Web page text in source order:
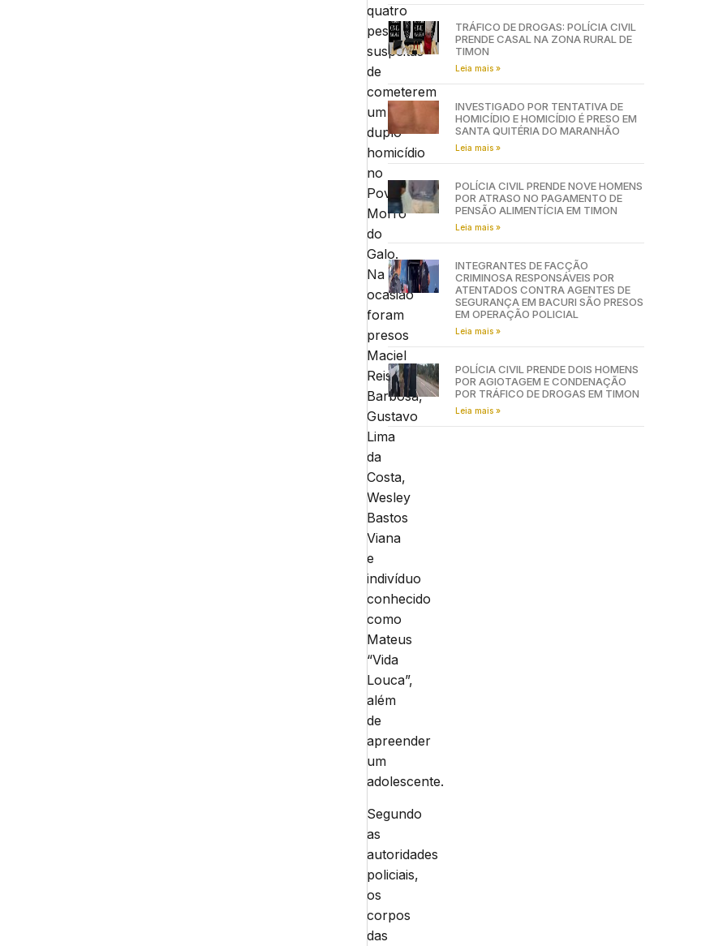
quatro
pessoas
suspeitas
de
cometerem
um
duplo
homicídio
no
Povoado
Morro
do
Galo.
Na
ocasião
foram
presos
Maciel
Reis
Barbosa,
Gustavo
Lima
da
Costa,
Wesley
Bastos
Viana
e
indivíduo
conhecido
como
Mateus
“Vida
Louca”,
além
de
apreender
um
adolescente.
Segundo
as
autoridades
policiais,
os
corpos
das
TRÁFICO DE DROGAS: POLÍCIA CIVIL
PRENDE CASAL NA ZONA RURAL DE
TIMON
Leia mais »
INVESTIGADO POR TENTATIVA DE
HOMICÍDIO E HOMICÍDIO É PRESO EM
SANTA QUITÉRIA DO MARANHÃO
Leia mais »
POLÍCIA CIVIL PRENDE NOVE HOMENS
POR ATRASO NO PAGAMENTO DE
PENSÃO ALIMENTÍCIA EM TIMON
Leia mais »
INTEGRANTES DE FACÇÃO
CRIMINOSA RESPONSÁVEIS POR
ATENTADOS CONTRA AGENTES DE
SEGURANÇA EM BACURI SÃO PRESOS
EM OPERAÇÃO POLICIAL
Leia mais »
POLÍCIA CIVIL PRENDE DOIS HOMENS
POR AGIOTAGEM E CONDENAÇÃO
POR TRÁFICO DE DROGAS EM TIMON
Leia mais »